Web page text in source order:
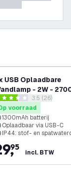
verlanglijst
USB Oplaadbare
- 2W -
- Draadloos -
- Zwart
reviews
score sterren3.5 (26)
voorraad
1300mAh batterij
Oplaadbaar via USB-C
IP44: stof- en
,
95
incl. BTW